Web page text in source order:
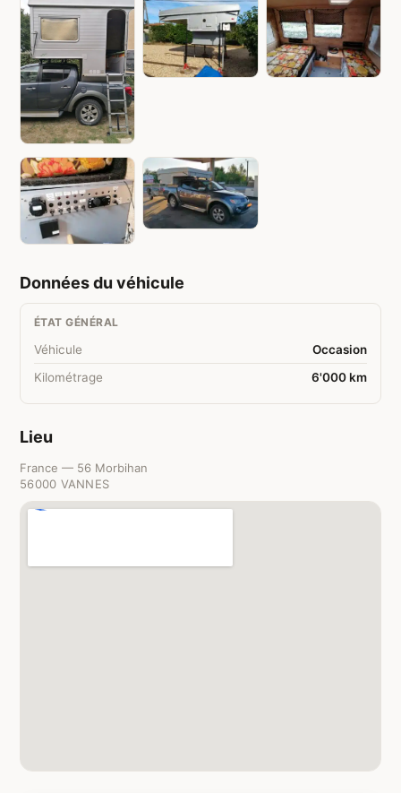
Données du véhicule
ÉTAT GÉNÉRAL
Véhicule
Occasion
Kilométrage
6'000 km
Lieu
France — 56 Morbihan
56000 VANNES